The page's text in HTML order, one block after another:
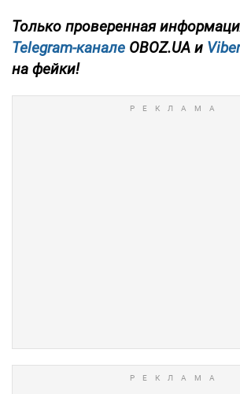
Только проверенная
Telegram-канале OBOZ.UA и Viber
на фейки!